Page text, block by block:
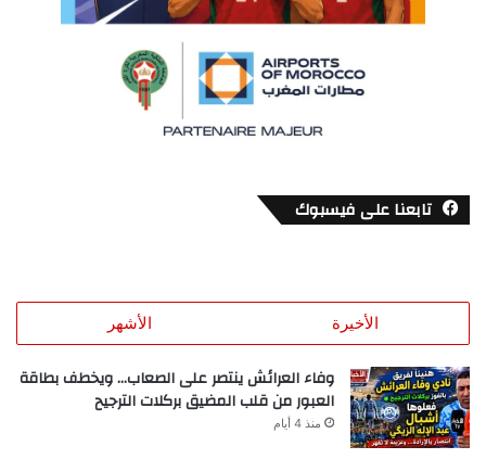
تابعنا على فيسبوك
الأخيرة الأشهر
وفاء العرائش ينتصر على الصعاب… ويخطف بطاقة
العبور من قلب المضيق بركلات الترجيح
منذ 4 أيام